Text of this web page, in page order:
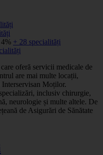
+ 28 specialități
oferă servicii medicale de
are mai multe locații,
Moților.
inclusiv chirurgie,
neurologie și multe altele. De
de Asigurări de Sănătate